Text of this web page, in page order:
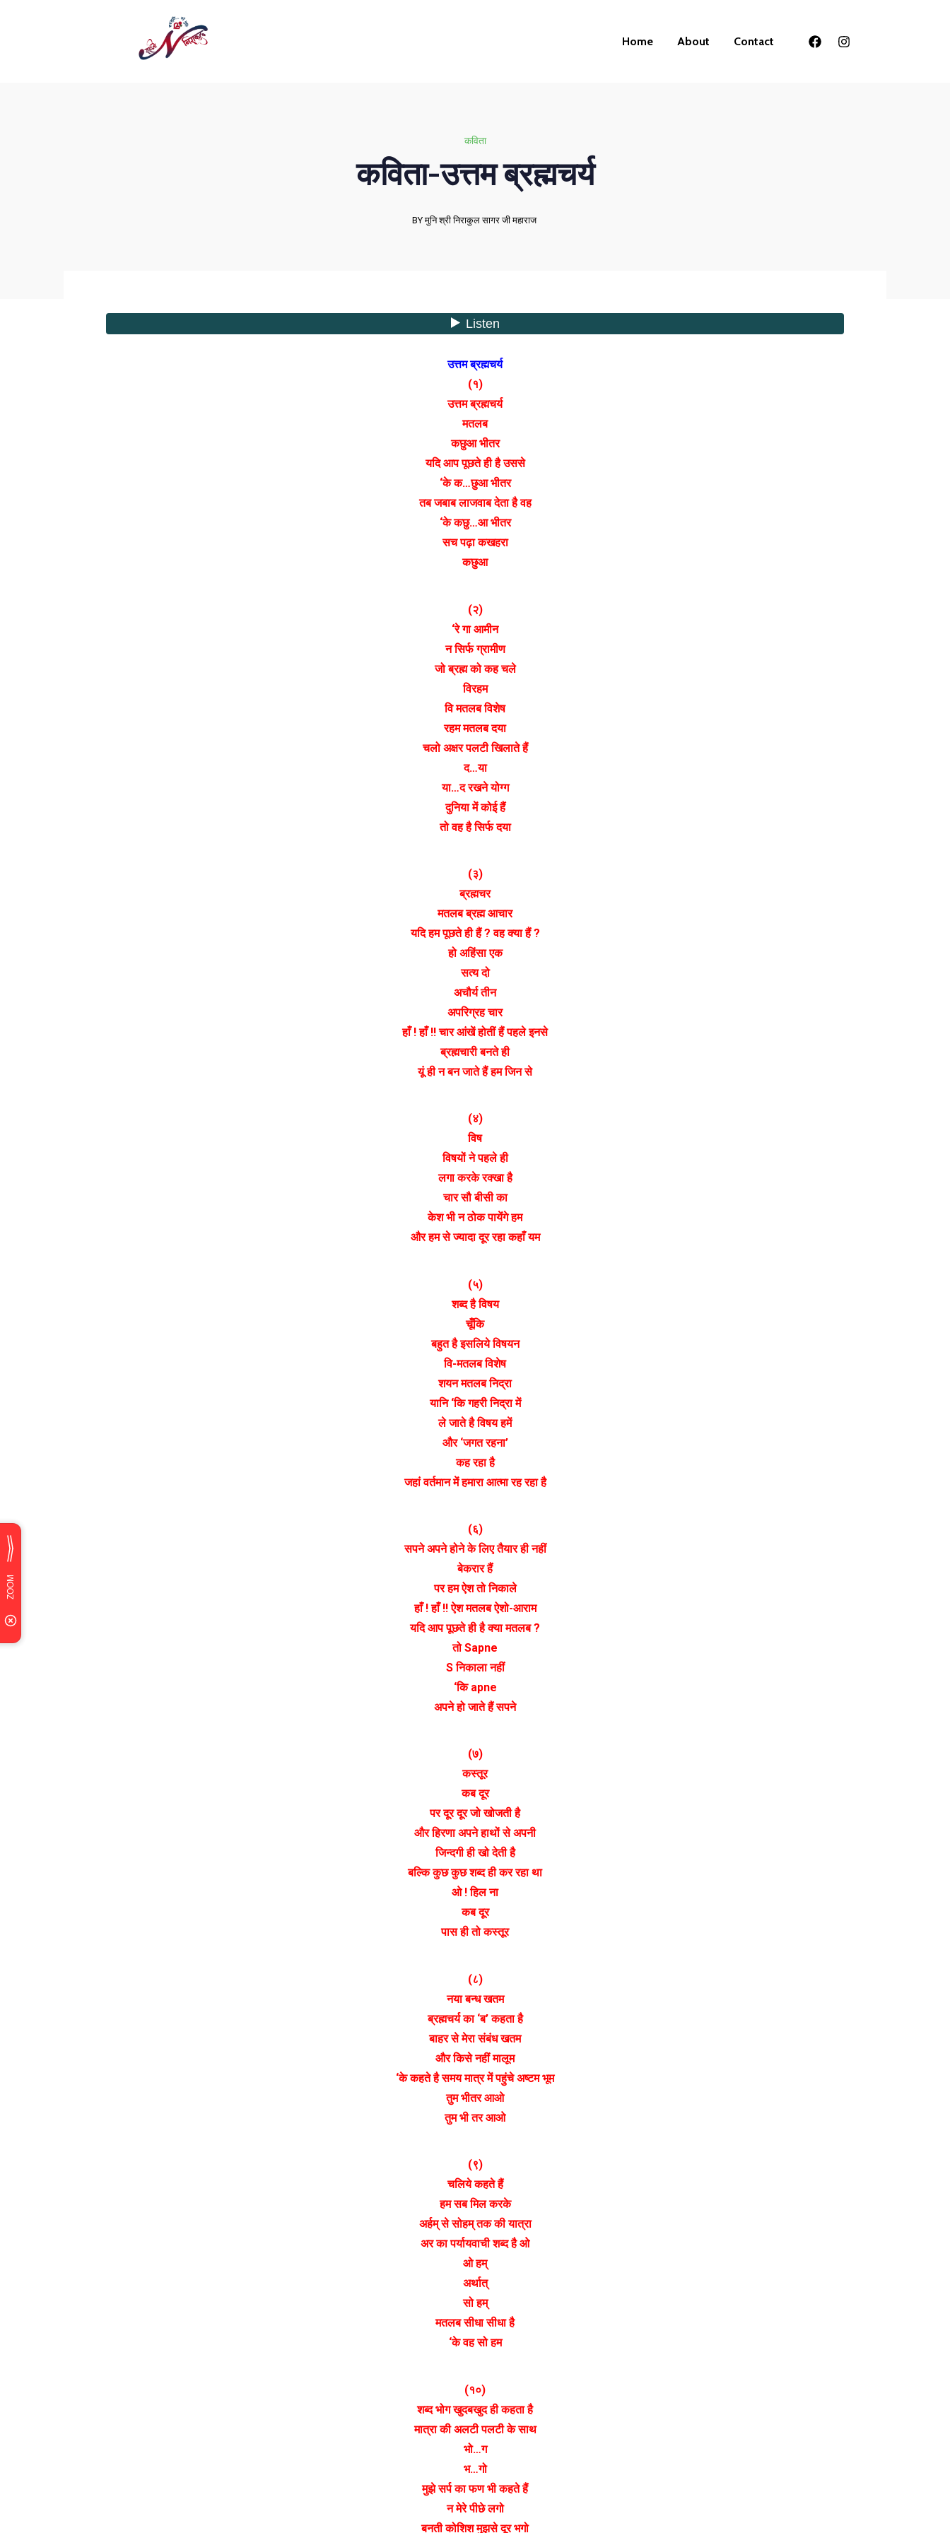
Home About Contact
कविता
कविता-उत्तम ब्रह्मचर्य
BY मुनि श्री निराकुल सागर जी महाराज
उत्तम ब्रह्मचर्य
(१)
उत्तम ब्रह्मचर्य
मतलब
कछुआ भीतर
यदि आप पूछते ही है उससे
‘के क…छुआ भीतर
तब जबाब लाजवाब देता है वह
‘के कछु…आ भीतर
सच पढ़ा कखहरा
कछुआ
(२)
‘रे गा आमीन
न सिर्फ ग्रामीण
जो ब्रह्म को कह चले
विरहम
वि मतलब विशेष
रहम मतलब दया
चलो अक्षर पलटी खिलाते हैं
द…या
या…द रखने योग्ग
दुनिया में कोई हैं
तो वह है सिर्फ दया
(३)
ब्रह्मचर
मतलब ब्रह्म आचार
यदि हम पूछते ही हैं ? वह क्या हैं ?
हो अहिंसा एक
सत्य दो
अचौर्य तीन
अपरिग्रह चार
हाँ ! हाँ !! चार आंखें होतीं हैं पहले इनसे
ब्रह्मचारी बनते ही
यूं ही न बन जाते हैं हम जिन से
(४)
विष
विषयों ने पहले ही
लगा करके रक्खा है
चार सौ बीसी का
केश भी न ठोक पायेंगे हम
और हम से ज्यादा दूर रहा कहाँ यम
(५)
शब्द है विषय
चूँकि
बहुत है इसलिये विषयन
वि-मतलब विशेष
शयन मतलब निद्रा
यानि ‘कि गहरी निद्रा में
ले जाते है विषय हमें
और ‘जगत रहना’
कह रहा है
जहां वर्तमान में हमारा आत्मा रह रहा है
(६)
सपने अपने होने के लिए तैयार ही नहीं
बेकरार हैं
पर हम ऐश तो निकाले
हाँ ! हाँ !! ऐश मतलब ऐशो-आराम
यदि आप पूछते ही है क्या मतलब ?
तो Sapne
S निकाला नहीं
‘कि apne
अपने हो जाते हैं सपने
(७)
कस्तूर
कब दूर
पर दूर दूर जो खोजती है
और हिरणा अपने हाथों से अपनी
जिन्दगी ही खो देती है
बल्कि कुछ कुछ शब्द ही कर रहा था
ओ ! हिल ना
कब दूर
पास ही तो कस्तूर
(८)
नया बन्ध खतम
ब्रह्मचर्य का ‘ब’ कहता है
बाहर से मेरा संबंध खतम
और किसे नहीं मालूम
‘के कहते है समय मात्र में पहुंचे अष्टम भूम
तुम भीतर आओ
तुम भी तर आओ
(९)
चलिये कहते हैं
हम सब मिल करके
अर्हम् से सोहम् तक की यात्रा
अर का पर्यायवाची शब्द है ओ
ओ हम्
अर्थात्
सो हम्
मतलब सीधा सीधा है
‘के वह सो हम
(१०)
शब्द भोग खुदबखुद ही कहता है
मात्रा की अलटी पलटी के साथ
भो…ग
भ…गो
मुझे सर्प का फण भी कहते हैं
न मेरे पीछे लगो
बनती कोशिश मुझसे दूर भगो